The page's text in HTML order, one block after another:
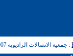
: جمعية الاتصالات الراديوية 2007 (RA-07)